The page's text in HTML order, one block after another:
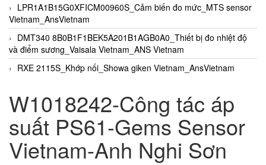
LPR1A1B15G0XFICM00960S_Cảm biến đo mức_MTS sensor
Vietnam_AnsVietnam
DMT340 8B0B1F1BEK5A201B1AGB0A0_Thiết bị đo nhiệt độ
và điểm sương_Vaisala Vietnam_ANS Vietnam
RXE 2115S_Khớp nối_Showa giken Vietnam_AnsVietnam
W1018242-Công tác áp
suất PS61-Gems Sensor
Vietnam-Anh Nghi Sơn